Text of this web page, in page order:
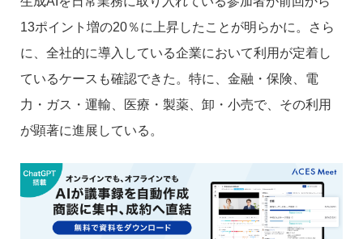
13ポイント増の20％に上昇したことが明らかに。さら
に、全社的に導入している企業において利用が定着し
ているケースも確認できた。特に、金融・保険、電
力・ガス・運輸、医療・製薬、卸・小売で、その利用
が顕著に進展している。